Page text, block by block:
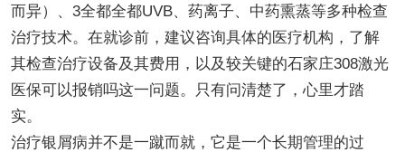
而异）、3全都全都UVB、药离子、中药熏蒸等多种检查
治疗技术。在就诊前，建议咨询具体的医疗机构，了解
其检查治疗设备及其费用，以及较关键的石家庄308激光
医保可以报销吗这一问题。只有问清楚了，心里才踏
实。
治疗银屑病并不是一蹴而就，它是一个长期管理的过